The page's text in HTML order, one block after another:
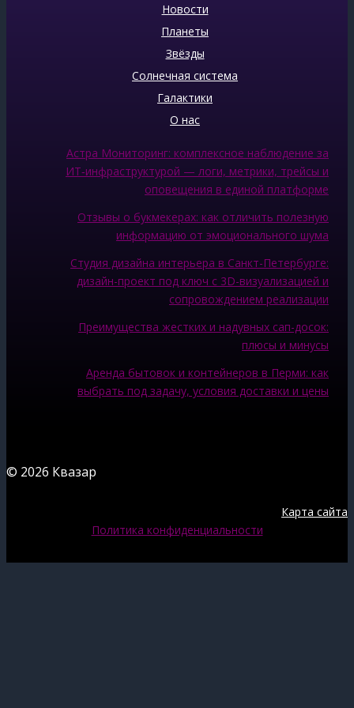
Новости
Планеты
Звёзды
Солнечная система
Галактики
О нас
Астра Мониторинг: комплексное наблюдение за
ИТ‑инфраструктурой — логи, метрики, трейсы и
оповещения в единой платформе
Отзывы о букмекерах: как отличить полезную
информацию от эмоционального шума
Студия дизайна интерьера в Санкт-Петербурге:
дизайн-проект под ключ с 3D-визуализацией и
сопровождением реализации
Преимущества жестких и надувных сап-досок:
плюсы и минусы
Аренда бытовок и контейнеров в Перми: как
выбрать под задачу, условия доставки и цены
© 2026 Квазар
Карта сайта
Политика конфиденциальности